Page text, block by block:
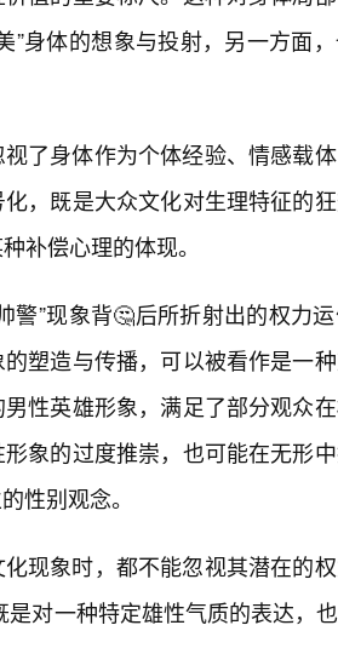
”身体的想象与投射，另一方面
了身体作为个体经验、情感载
，既是大众文化对生理特征的
补偿心理的体现。
”现象背🤔后所折射出的权力运
塑造与传播，可以被看作是一
性英雄形象，满足了部分观众
象的过度推崇，也可能在无形
性别观念。
现象时，都不能忽视其潜在的
是对一种特定雄性气质的表达，